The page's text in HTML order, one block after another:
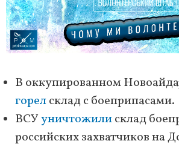
В оккупированном
горелсклад с боеприпасами.
ВСУуничтожилисклад
российских захватчиков на